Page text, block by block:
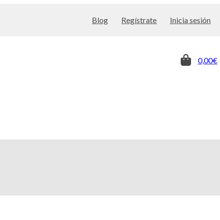
Blog Regístrate Inicia sesión
0,00€